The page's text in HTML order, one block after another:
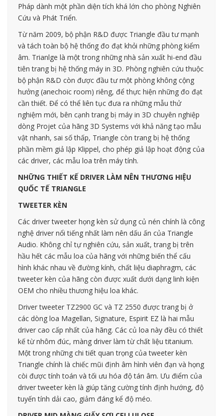
Pháp dành một phần diện tích khá lớn cho phòng Nghiên
Cứu và Phát Triển.
Từ năm 2009, bộ phận R&D được Triangle đầu tư mạnh
và tách toàn bộ hệ thống đo đạt khỏi những phòng kiểm
âm. Trianlge là một trong những nhà sản xuất hi-end đầu
tiên trang bị hệ thống máy in 3D. Phòng nghiên cứu thuộc
bộ phận R&D còn được đầu tư một phòng không cộng
hưởng (anechoic room) riêng, để thực hiện những đo đạt
cần thiết. Để có thể liên tục đưa ra những mẫu thử
nghiệm mới, bên cạnh trang bị máy in 3D chuyên nghiệp
dòng Projet của hãng 3D Systems với khả năng tạo mẫu
vật nhanh, sai số thấp, Triangle còn trang bị hệ thống
phần mềm giả lập Klippel, cho phép giả lập hoạt động của
các driver, các mẫu loa trên máy tính.
NHỮNG THIẾT KẾ DRIVER LÀM NÊN THƯƠNG HIỆU
QUỐC TẾ TRIANGLE
TWEETER KÈN
Các driver tweeter họng kèn sử dụng củ nén chính là công
nghệ driver nổi tiếng nhất làm nên dấu ấn của Triangle
Audio. Không chỉ tự nghiên cứu, sản xuất, trang bị trên
hầu hết các mẫu loa của hãng với những biến thể cấu
hình khác nhau về đường kính, chất liệu diaphragm, các
tweeter kèn của hãng còn được xuất dưới dạng linh kiện
OEM cho nhiều thương hiệu loa khác.
Driver tweeter TZ2900 GC và TZ 2550 được trang bị ở
các dòng loa Magellan, Signature, Espirit EZ là hai mẫu
driver cao cấp nhất của hãng. Các củ loa này đều có thiết
kế từ nhôm đúc, màng driver làm từ chất liệu titanium.
Một trong những chi tiết quan trọng của tweeter kèn
Triangle chính là chiếc mũi định âm hình viên đạn và họng
còi được tính toán và tối ưu hóa độ tán âm. Ưu điểm của
driver tweeter kèn là giúp tăng cường tính định hướng, độ
tuyến tính dải cao, giảm đáng kể độ méo.